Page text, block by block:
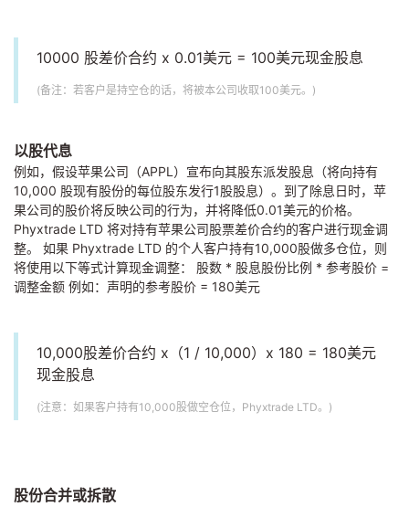
10000 股差价合约 x 0.01美元 = 100美元现金股息
(备注：若客户是持空仓的话，将被本公司收取100美元。)
以股代息
例如，假设苹果公司（APPL）宣布向其股东派发股息（将向持有
10,000 股现有股份的每位股东发行1股股息）。到了除息日时，苹
果公司的股价将反映公司的行为，并将降低0.01美元的价格。
Phyxtrade LTD 将对持有苹果公司股票差价合约的客户进行现金调
整。 如果 Phyxtrade LTD 的个人客户持有10,000股做多仓位，则
将使用以下等式计算现金调整： 股数 * 股息股份比例 * 参考股价 =
调整金额 例如：声明的参考股价 = 180美元
10,000股差价合约 x（1 / 10,000）x 180 = 180美元
现金股息
(注意：如果客户持有10,000股做空仓位，Phyxtrade LTD。)
股份合并或拆散